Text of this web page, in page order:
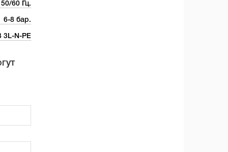
50/60 Гц.
6-8 бар.
3L-N-PE